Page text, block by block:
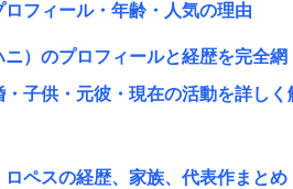
フィール・年齢・人気の理由
）のプロフィールと経歴を完全網
子供・元彼・現在の活動を詳しく
ロペスの経歴、家族、代表作まとめ